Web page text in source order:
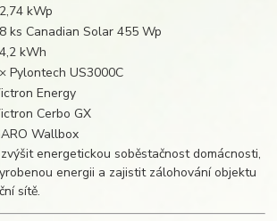
kWp
ks Canadian Solar 455 Wp
kWh
Pylontech US3000C
Energy
Cerbo GX
Wallbox
energetickou soběstačnost domácnosti,
energii a zajistit zálohování objektu
sítě.